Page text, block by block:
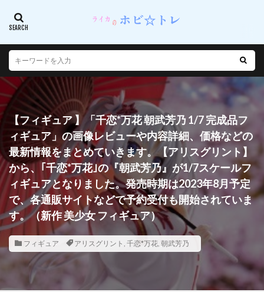
【フィギュア 】「千恋*万花 朝武芳乃 1/7 完成品フ
ィギュア」の画像レビューや内容詳細、価格などの
最新情報をまとめていきます。【アリスグリント】
から、｢千恋*万花｣の『朝武芳乃』が1/7スケールフ
ィギュアとなりました。発売時期は2023年8月予定
で、各通販サイトなどで予約受付も開始されていま
す。（新作 美少女 フィギュア）
フィギュア アリスグリント , 千恋*万花, 朝武芳乃